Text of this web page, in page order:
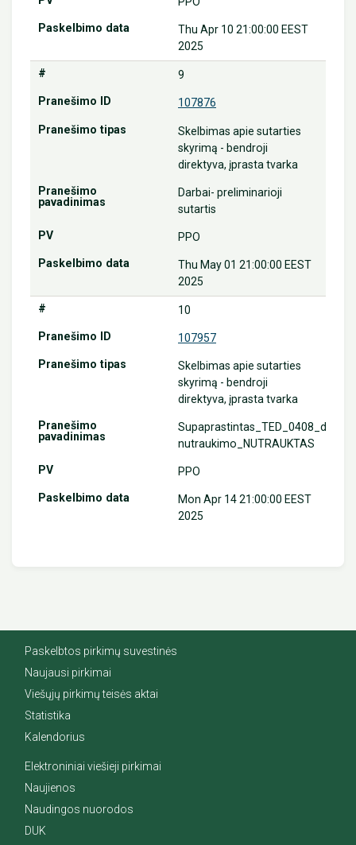
Thu Apr 10 21:00:00 EEST
2025
9
107876
Skelbimas apie sutarties
skyrimą - bendroji
direktyva, įprasta tvarka
Darbai- preliminarioji
sutartis
PPO
Thu May 01 21:00:00 EEST
2025
10
107957
Skelbimas apie sutarties
skyrimą - bendroji
direktyva, įprasta tvarka
Supaprastintas_TED_0408_dėl
nutraukimo_NUTRAUKTAS
PPO
Mon Apr 14 21:00:00 EEST
2025
Paskelbtos pirkimų suvestinės
Naujausi pirkimai
Viešųjų pirkimų teisės aktai
Statistika
Kalendorius
Elektroniniai viešieji pirkimai
Naujienos
Naudingos nuorodos
DUK